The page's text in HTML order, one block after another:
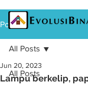
Post
All Posts
All Posts
Lampu berkelip,
Jun 20, 2023